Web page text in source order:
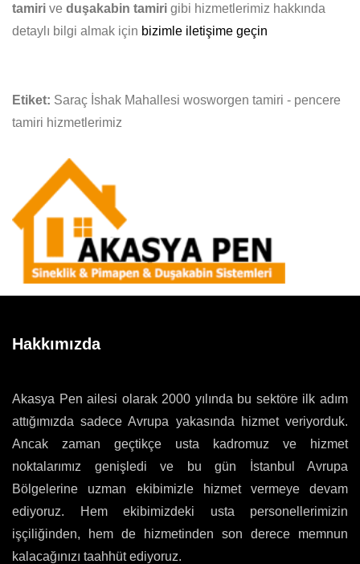
tamiri ve duşakabin tamiri gibi hizmetlerimiz hakkında
detaylı bilgi almak için bizimle iletişime geçin
Etiket: Saraç İshak Mahallesi wosworgen tamiri - pencere
tamiri hizmetlerimiz
Hakkımızda
Akasya Pen ailesi olarak 2000 yılında bu sektöre ilk adım
attığımızda sadece Avrupa yakasında hizmet veriyorduk.
Ancak zaman geçtikçe usta kadromuz ve hizmet
noktalarımız genişledi ve bu gün İstanbul Avrupa
Bölgelerine uzman ekibimizle hizmet vermeye devam
ediyoruz. Hem ekibimizdeki usta personellerimizin
işçiliğinden, hem de hizmetinden son derece memnun
kalacağınızı taahhüt ediyoruz.